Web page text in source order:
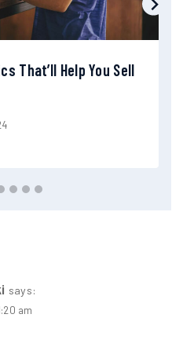
That’ll Help You Sell
says:
am